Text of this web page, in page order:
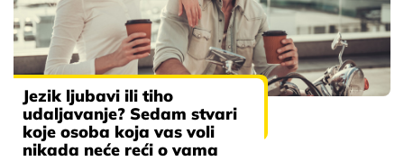
Jezik ljubavi ili tiho
udaljavanje? Sedam stvari
koje osoba koja vas voli
nikada neće reći o vama